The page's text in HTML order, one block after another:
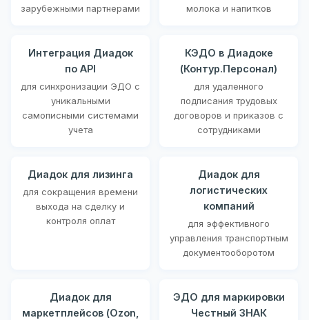
зарубежными партнерами
молока и напитков
Интеграция Диадок
по API
для синхронизации ЭДО с
уникальными
самописными системами
учета
КЭДО в Диадоке
(Контур.Персонал)
для удаленного
подписания трудовых
договоров и приказов с
сотрудниками
Диадок для лизинга
для сокращения времени
выхода на сделку и
контроля оплат
Диадок для
логистических
компаний
для эффективного
управления транспортным
документооборотом
Диадок для
маркетплейсов (Ozon,
ЭДО для маркировки
Честный ЗНАК